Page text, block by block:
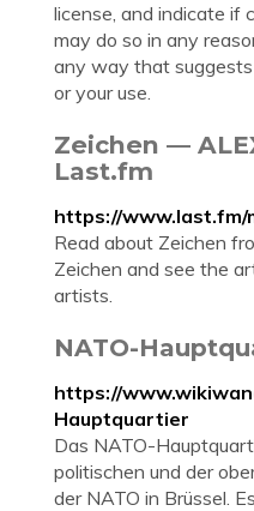
license, and indicate if
may do so in any
any way that
or your use.
Zeichen —
Last.fm
https://www.last.fm/
Read about Zeichen
Zeichen and see the
artists.
NATO-
https://
Hauptquartier
Das NATO-
politischen und der
der NATO in Brüssel.